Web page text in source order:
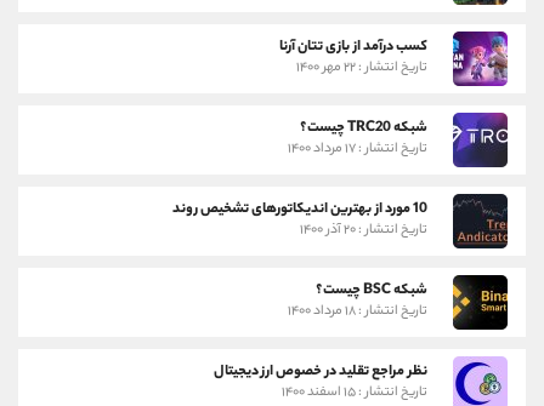
کسب درآمد از بازی تتان آرنا
تاریخ انتشار : ۲۲ مهر ۱۴۰۰
شبکه TRC20 چیست؟
تاریخ انتشار : ۱۷ مرداد ۱۴۰۰
10 مورد از بهترین اندیکاتورهای تشخیص روند
تاریخ انتشار : ۲۰ آذر ۱۴۰۰
شبکه BSC چیست؟
تاریخ انتشار : ۱۸ مرداد ۱۴۰۰
نظر مراجع تقلید در خصوص ارز دیجیتال
تاریخ انتشار : ۱۵ اسفند ۱۴۰۰